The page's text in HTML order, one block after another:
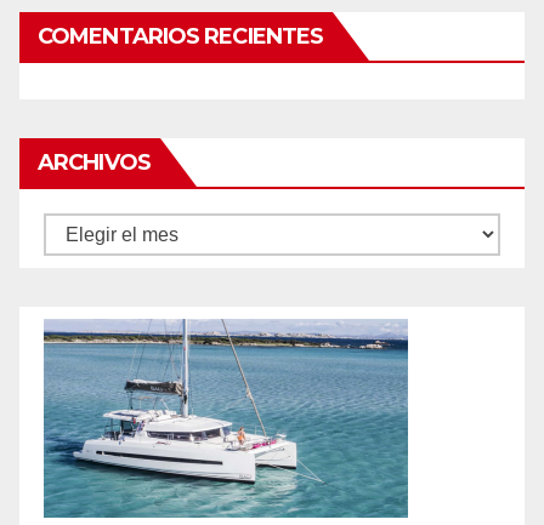
COMENTARIOS RECIENTES
ARCHIVOS
Archivos